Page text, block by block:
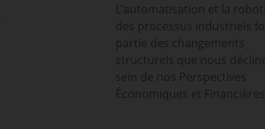
L’automatisation et la
des processus industriels
partie des changements
structurels que nous
sein de nos Perspectives
Économiques et